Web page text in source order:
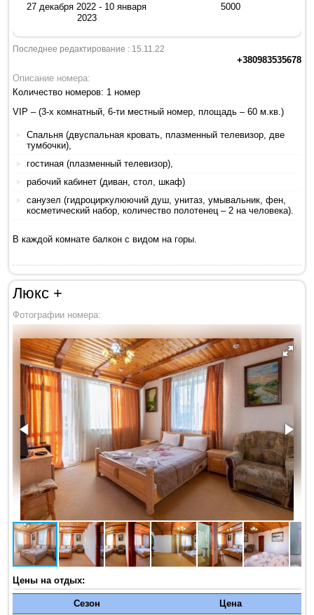
27 декабря 2022 - 10 января
2023
5000
Последнее редактирование : 15.11.22
+380983535678
Описание номера:
Количество номеров: 1 номер
VIP – (3-х комнатный, 6-ти местный номер, площадь – 60 м.кв.)
Спальня (двуспальная кровать, плазменный телевизор, две
тумбочки),
гостиная (плазменный телевизор),
рабочий кабинет (диван, стол, шкаф)
санузел (гидроциркулюючий душ, унитаз, умывальник, фен,
косметический набор, количество полотенец – 2 на человека).
В каждой комнате балкон с видом на горы.
Люкс +
Фотографии номера:
Цены на отдых:
Сезон
Цена